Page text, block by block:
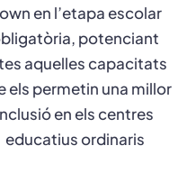
en l’etapa escolar
potenciant
aquelles capacitats
els permetin una millor
en els centres
educatius ordinaris